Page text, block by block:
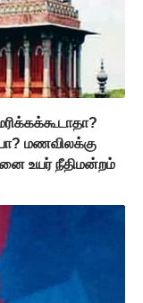
மணவிலக்கு
உயர் நீதிமன்றம்